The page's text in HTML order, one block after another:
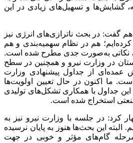
گشایش‌ها و تسهیل‌های زیادی در این
هم گفت: در بحث ناترازی‌های انرژی نیز
هم در نظام سهمیه‌بندی و هم
نکاتی به‌صورت جدی مطرح شده است.
در وزارت نیرو و همچنین در سطح
از جداول پیشنهادی وزارت
ما اکنون در حال تعیین اولویت‌ها
جداول با همکاری تشکل‌های تولیدی
استخراج شده است.
کرد: در جلسه با وزارت نیرو نیز به
البته این بحث‌ها هنوز به پایان نرسیده
مرحله گام‌های مؤثر و خوبی در جهت